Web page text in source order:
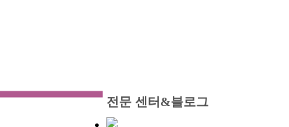
전문 센터&블로그